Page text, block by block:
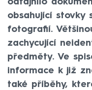
odtajnilo
obsahující stovky
fotografií.
zachycující
předměty. Ve
informace k již
také příběhy,